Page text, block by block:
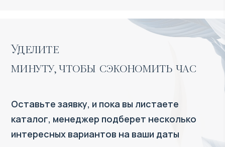
Уделите
минуту, чтобы сэкономить час
Оставьте заявку, и пока вы листаете
каталог, менеджер подберет несколько
интересных вариантов на ваши даты